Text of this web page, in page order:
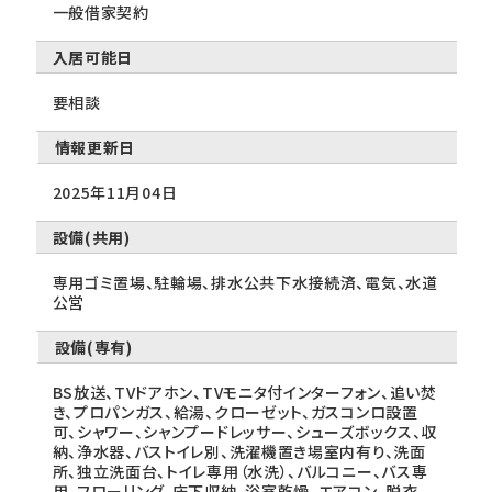
一般借家契約
入居可能日
要相談
情報更新日
2025年11月04日
設備(共用)
専用ゴミ置場、駐輪場、排水公共下水接続済、電気、水道
公営
設備(専有)
BS放送、TVドアホン、TVモニタ付インターフォン、追い焚
き、プロパンガス、給湯、クローゼット、ガスコンロ設置
可、シャワー、シャンプードレッサー、シューズボックス、収
納、浄水器、バストイレ別、洗濯機置き場室内有り、洗面
所、独立洗面台、トイレ専用（水洗）、バルコニー、バス専